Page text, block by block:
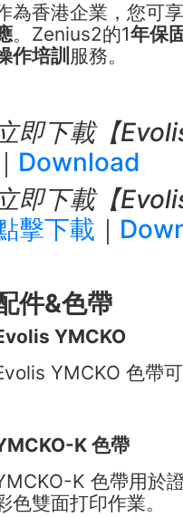
為香港企業，您可
。Zenius2的1年保
作培訓 服務。
即下載【
Download
即下載【
擊下載 ｜
件&色帶
YMCKO
YMCKO 色帶
K 色帶
K 色帶用於
色雙面打印作業。